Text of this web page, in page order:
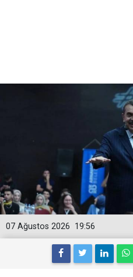
19:56
07 Ağustos 2026